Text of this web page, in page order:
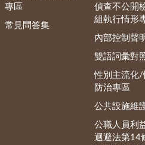
專區
常見問答集
偵查不公開
組執行情形
內部控制聲
雙語詞彙對
性別主流化/
防治專區
公共設施維
公職人員利
迴避法第14